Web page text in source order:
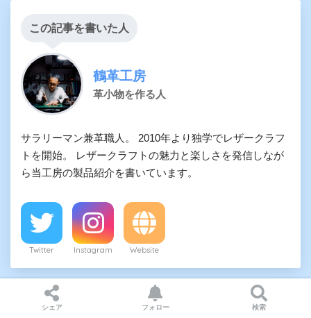
この記事を書いた人
鶴革工房
革小物を作る人
サラリーマン兼革職人。 2010年より独学でレザークラフ
トを開始。 レザークラフトの魅力と楽しさを発信しなが
ら当工房の製品紹介を書いています。
Twitter Instagram Website
シェア フォロー 検索